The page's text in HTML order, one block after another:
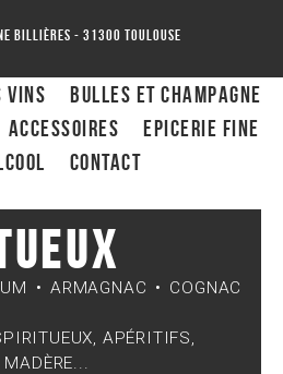
Billières - 31300 toulouse
Vins
Bulles et Champagne
ACCESSOIRES
Epicerie fine
Contact
ARMAGNAC
COGNAC
APÉRITIFS,